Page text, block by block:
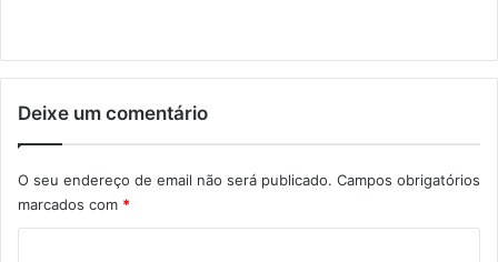
Deixe um comentário
O seu endereço de email não será publicado. Campos obrigatórios
marcados com *